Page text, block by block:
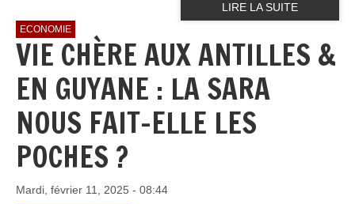
LIRE LA SUITE
ECONOMIE
VIE CHÈRE AUX ANTILLES &
EN GUYANE : LA SARA
NOUS FAIT-ELLE LES
POCHES ?
Mardi, février 11, 2025 - 08:44